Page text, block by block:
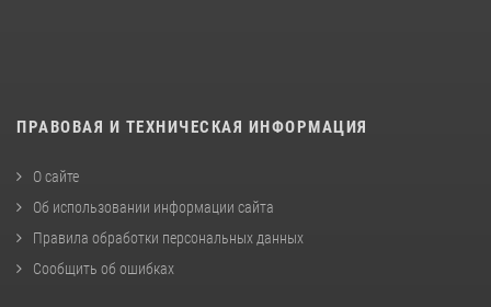
ПРАВОВАЯ И ТЕХНИЧЕСКАЯ ИНФОРМАЦИЯ
О сайте
Об использовании информации сайта
Правила обработки персональных данных
Сообщить об ошибках